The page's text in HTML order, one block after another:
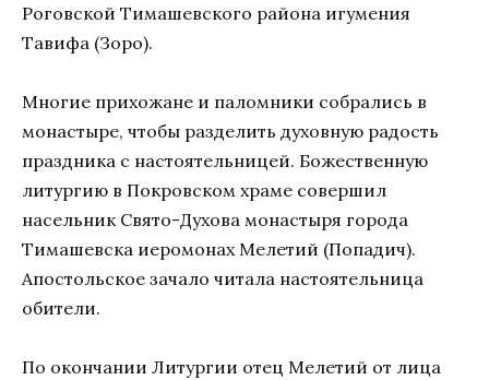
Роговской Тимашевского района игумения
Тавифа (Зоро).
Многие прихожане и паломники собрались в
монастыре, чтобы разделить духовную радость
праздника с настоятельницей. Божественную
литургию в Покровском храме совершил
насельник Свято-Духова монастыря города
Тимашевска иеромонах Мелетий (Попадич).
Апостольское зачало читала настоятельница
обители.
По окончании Литургии отец Мелетий от лица